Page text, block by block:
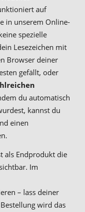
auf
in unserem Online-
spezielle
Lesezeichen mit
Browser deiner
gefällt, oder
du automatisch
kannst du
einen
als Endprodukt die
Im
– lass deiner
wird das